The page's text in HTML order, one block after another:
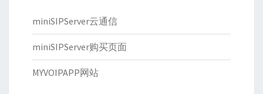
miniSIPServer云通信
miniSIPServer购买页面
MYVOIPAPP网站